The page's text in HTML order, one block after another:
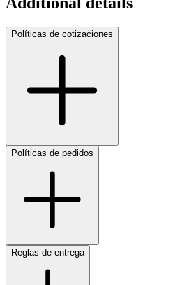
Políticas de cotizaciones
Políticas de pedidos
Reglas de entrega